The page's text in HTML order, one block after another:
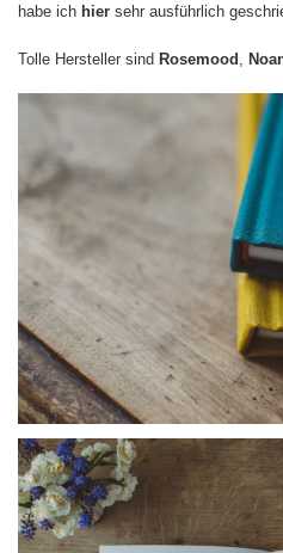
habe ich hier sehr ausführlich
Tolle Hersteller sind Rosemood